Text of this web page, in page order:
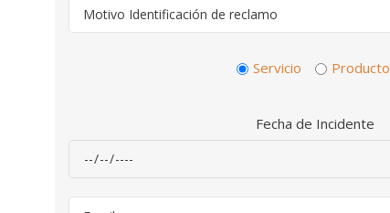
Servicio Producto
Fecha de Incidente